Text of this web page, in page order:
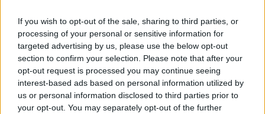
If you wish to opt-out of the sale, sharing to third parties, or
processing of your personal or sensitive information for
targeted advertising by us, please use the below opt-out
section to confirm your selection. Please note that after your
opt-out request is processed you may continue seeing
interest-based ads based on personal information utilized by
us or personal information disclosed to third parties prior to
your opt-out. You may separately opt-out of the further